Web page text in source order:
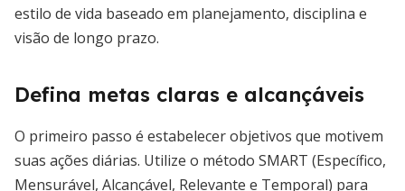
estilo de vida baseado em planejamento, disciplina e
visão de longo prazo.
Defina metas claras e alcançáveis
O primeiro passo é estabelecer objetivos que motivem
suas ações diárias. Utilize o método SMART (Específico,
Mensurável, Alcançável, Relevante e Temporal) para